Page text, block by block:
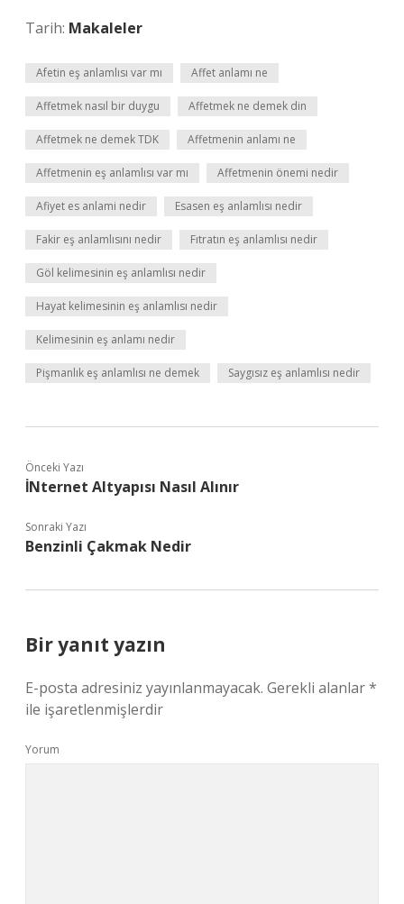
Tarih: Makaleler
Afetin eş anlamlısı var mı Affet anlamı ne
Affetmek nasıl bir duygu Affetmek ne demek din
Affetmek ne demek TDK Affetmenin anlamı ne
Affetmenin eş anlamlısı var mı Affetmenin önemi nedir
Afiyet es anlami nedir Esasen eş anlamlısı nedir
Fakir eş anlamlısını nedir Fıtratın eş anlamlısı nedir
Göl kelimesinin eş anlamlısı nedir
Hayat kelimesinin eş anlamlısı nedir
Kelimesinin eş anlamı nedir
Pişmanlık eş anlamlısı ne demek Saygısız eş anlamlısı nedir
Önceki Yazı
İNternet Altyapısı Nasıl Alınır
Sonraki Yazı
Benzinli Çakmak Nedir
Bir yanıt yazın
E-posta adresiniz yayınlanmayacak. Gerekli alanlar*
ile işaretlenmişlerdir
Yorum